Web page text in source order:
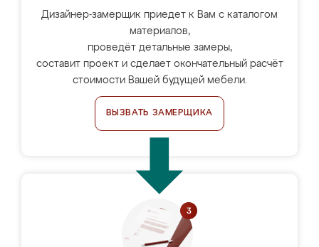
Дизайнер-замерщик приедет к Вам с каталогом
материалов,
проведёт детальные замеры,
составит проект и сделает окончательный расчёт
стоимости Вашей будущей мебели.
ВЫЗВАТЬ ЗАМЕРЩИКА